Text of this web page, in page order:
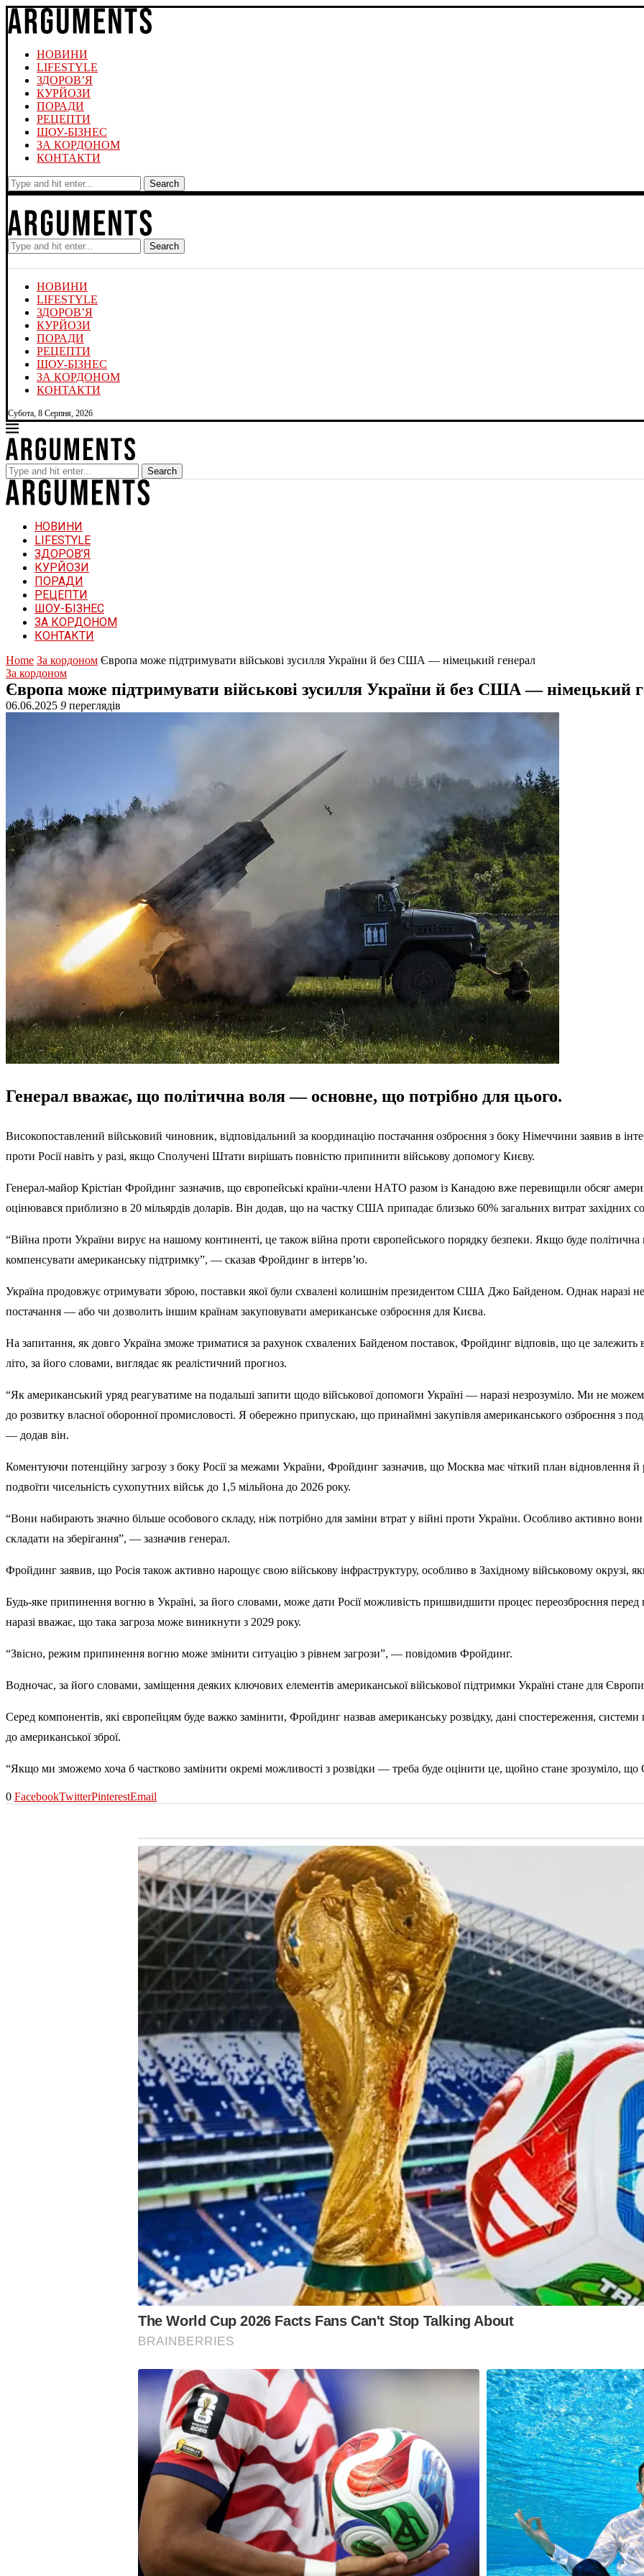
НОВИНИ
LIFESTYLE
ЗДОРОВ’Я
КУРЙОЗИ
ПОРАДИ
РЕЦЕПТИ
ШОУ-БІЗНЕС
ЗА КОРДОНОМ
КОНТАКТИ
Search
Search
НОВИНИ
LIFESTYLE
ЗДОРОВ’Я
КУРЙОЗИ
ПОРАДИ
РЕЦЕПТИ
ШОУ-БІЗНЕС
ЗА КОРДОНОМ
КОНТАКТИ
Субота, 8 Серпня, 2026
Search
НОВИНИ
LIFESTYLE
ЗДОРОВ’Я
КУРЙОЗИ
ПОРАДИ
РЕЦЕПТИ
ШОУ-БІЗНЕС
ЗА КОРДОНОМ
КОНТАКТИ
Home За кордоном Європа може підтримувати військові зусилля України й без США — німецький генерал
За кордоном
Європа може підтримувати військові зусилля України й без США — німецький
06.06.2025 9 переглядів
Генерал вважає, що політична воля — основне, що потрібно для цього.
Високопоставлений військовий чиновник, відповідальний за координацію постачання озброєння з боку Німеччини заявив в
проти Росії навіть у разі, якщо Сполучені Штати вирішать повністю припинити військову допомогу Києву.
Генерал-майор Крістіан Фройдинг зазначив, що європейські країни-члени НАТО разом із Канадою вже перевищили обсяг
оцінювався приблизно в 20 мільярдів доларів. Він додав, що на частку США припадає близько 60% загальних витрат західних
“Війна проти України вирує на нашому континенті, це також війна проти європейського порядку безпеки. Якщо буде
компенсувати американську підтримку”, — сказав Фройдинг в інтерв’ю.
Україна продовжує отримувати зброю, поставки якої були схвалені колишнім президентом США Джо Байденом. Однак наразі
постачання — або чи дозволить іншим країнам закуповувати американське озброєння для Києва.
На запитання, як довго Україна зможе триматися за рахунок схвалених Байденом поставок, Фройдинг відповів, що це залежить
літо, за його словами, виглядає як реалістичний прогноз.
“Як американський уряд реагуватиме на подальші запити щодо військової допомоги Україні — наразі незрозуміло. Ми не
до розвитку власної оборонної промисловості. Я обережно припускаю, що принаймні закупівля американського озброєння з
— додав він.
Коментуючи потенційну загрозу з боку Росії за межами України, Фройдинг зазначив, що Москва має чіткий план відновлення
подвоїти чисельність сухопутних військ до 1,5 мільйона до 2026 року.
“Вони набирають значно більше особового складу, ніж потрібно для заміни втрат у війні проти України. Особливо активно
складати на зберігання”, — зазначив генерал.
Фройдинг заявив, що Росія також активно нарощує свою військову інфраструктуру, особливо в Західному військовому
Будь-яке припинення вогню в Україні, за його словами, може дати Росії можливість пришвидшити процес переозброєння
наразі вважає, що така загроза може виникнути з 2029 року.
“Звісно, режим припинення вогню може змінити ситуацію з рівнем загрози”, — повідомив Фройдинг.
Водночас, за його словами, заміщення деяких ключових елементів американської військової підтримки Україні стане для
Серед компонентів, які європейцям буде важко замінити, Фройдинг назвав американську розвідку, дані спостереження,
до американської зброї.
“Якщо ми зможемо хоча б частково замінити окремі можливості з розвідки — треба буде оцінити це, щойно стане зрозуміло,
0 FacebookTwitterPinterestEmail